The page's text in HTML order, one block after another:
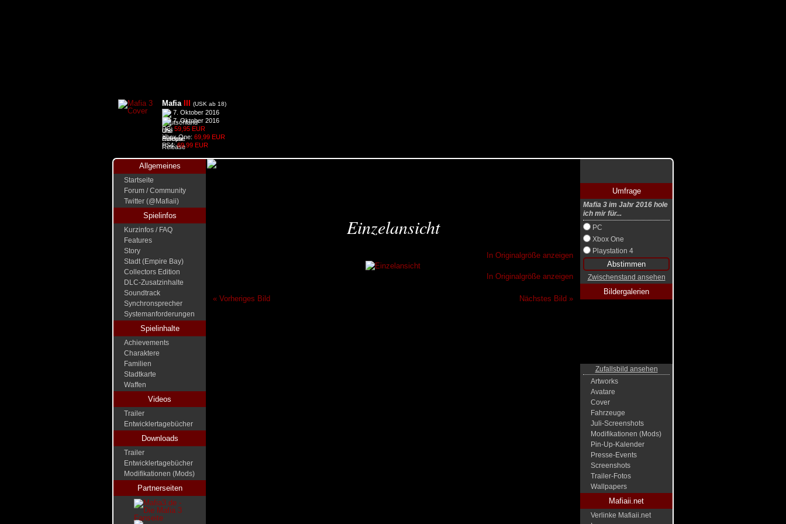
Mafia (USK ab 18)
7. Oktober 2016
7. Oktober 2016
PC: 59,95 EUR
Xbox One: 69,99 EUR
PS4:69,99 EUR
Allgemeines
Startseite
Forum / Community
Twitter (@Mafiaii)
Spielinfos
Kurzinfos / FAQ
Features
Story
Stadt (Empire Bay)
Collectors Edition
DLC-Zusatzinhalte
Soundtrack
Synchronsprecher
Systemanforderungen
Spielinhalte
Achievements
Charaktere
Familien
Stadtkarte
Waffen
Videos
Trailer
Entwicklertagebücher
Downloads
Trailer
Entwicklertagebücher
Modifikationen (Mods)
Partnerseiten
Umfrage
Mafia 3 im Jahr 2016 hole
ich mir für...
PC
Xbox One
Playstation 4
Zwischenstand ansehen
Bildergalerien
Zufallsbild ansehen
Artworks
Avatare
Cover
Fahrzeuge
Juli-Screenshots
Modifikationen (Mods)
Pin-Up-Kalender
Presse-Events
Screenshots
Trailer-Fotos
Wallpapers
Mafiaii.net
Verlinke Mafiaii.net
Einzelansicht
In Originalgröße anzeigen
In Originalgröße anzeigen
« Vorheriges Bild Nächstes Bild »